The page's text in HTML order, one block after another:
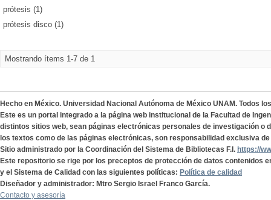
prótesis (1)
prótesis disco (1)
Mostrando ítems 1-7 de 1
Hecho en México. Universidad Nacional Autónoma de México UNAM. Todos
Este es un portal integrado a la página web institucional de la Facultad de
distintos sitios web, sean páginas electrónicas personales de investigación o
los textos como de las páginas electrónicas, son responsabilidad exclusiva
Sitio administrado por la Coordinación del Sistema de Bibliotecas F.I. https://
Este repositorio se rige por los preceptos de protección de datos contenidos
y el Sistema de Calidad con las siguientes políticas: Política de calidad
Diseñador y administrador: Mtro Sergio Israel Franco García.
Contacto y asesoría